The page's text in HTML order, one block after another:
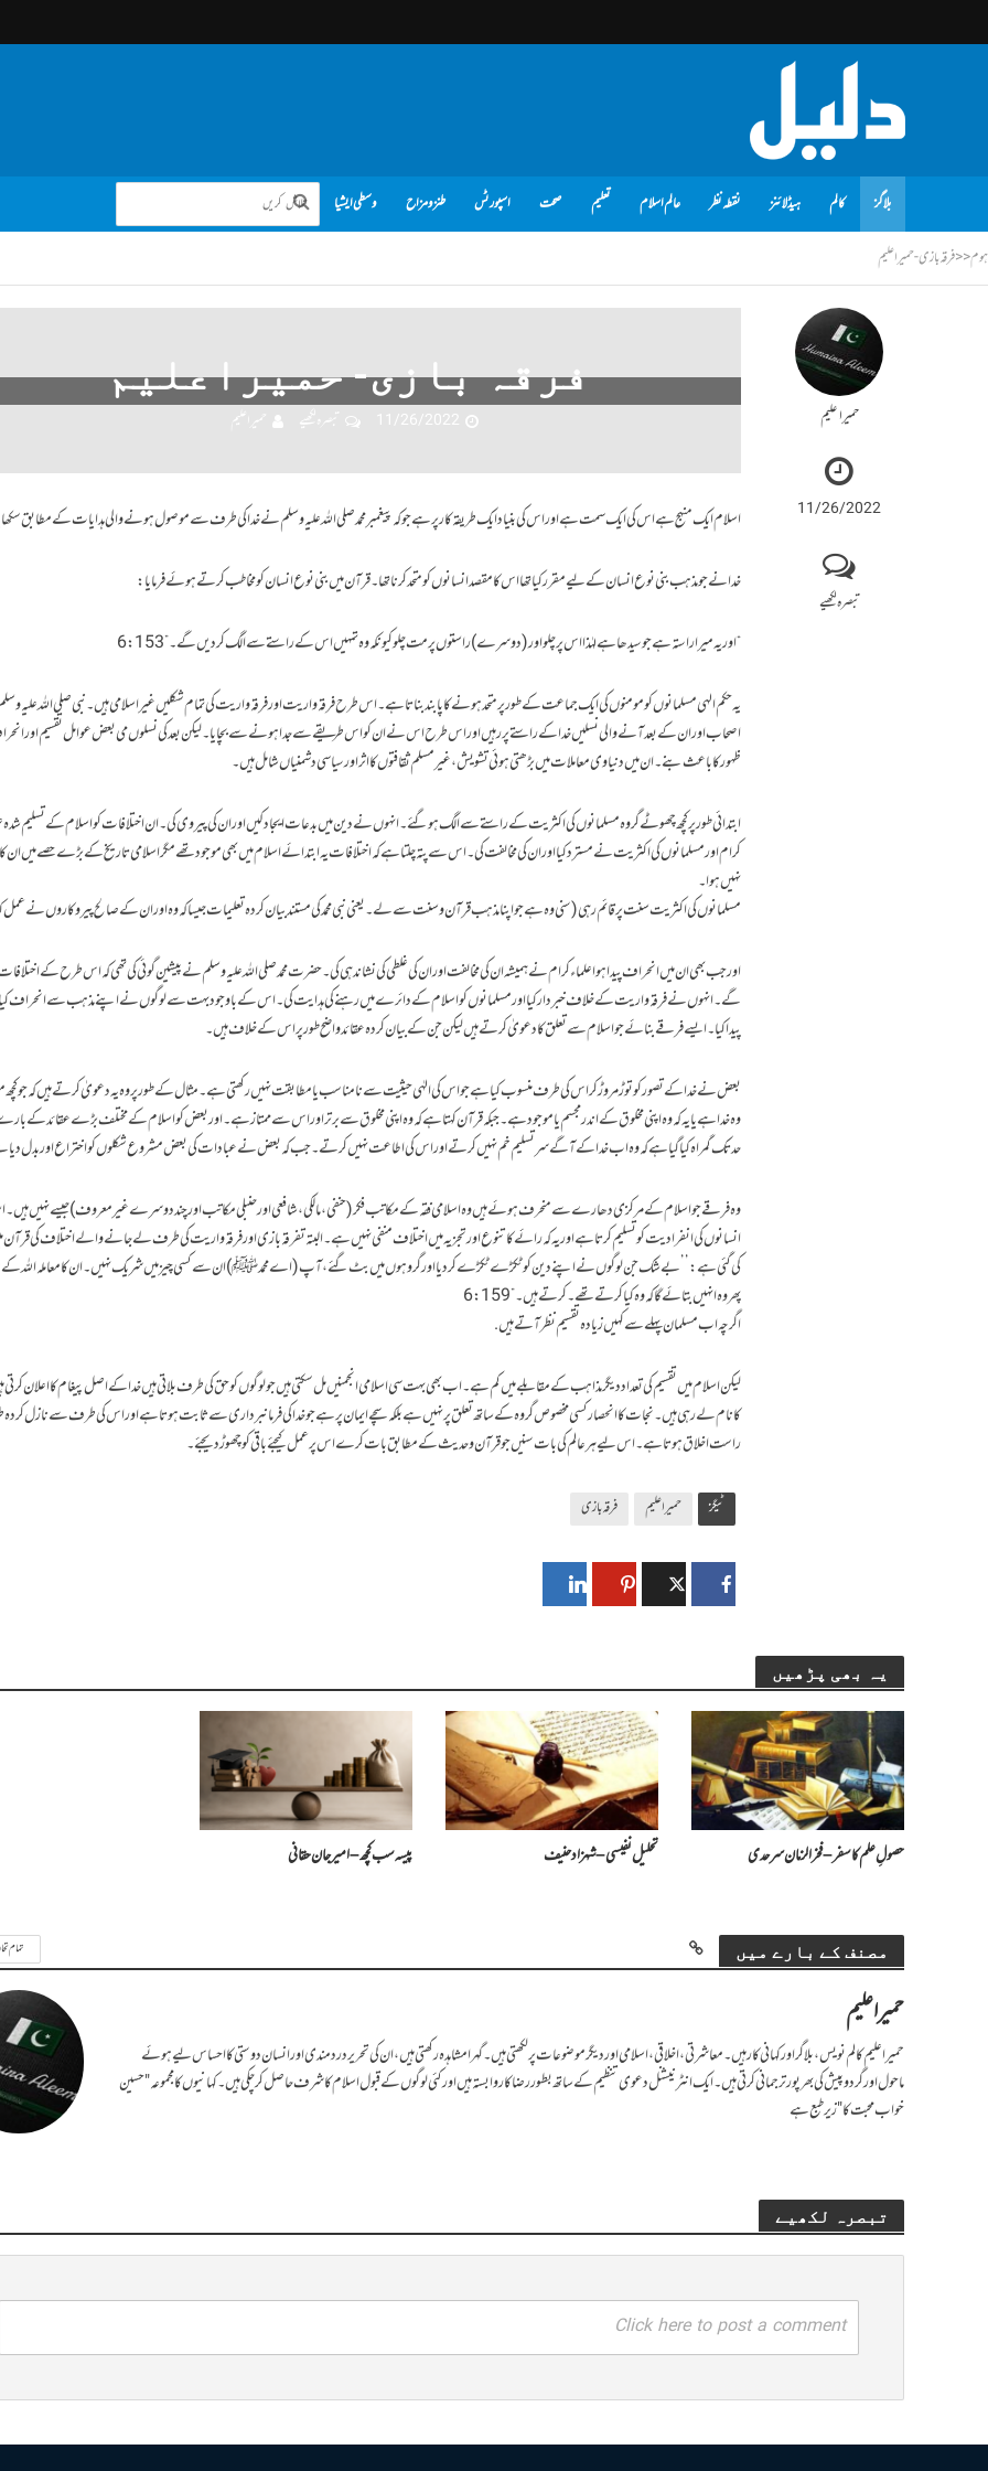
بلاگز کالم ہیڈلائنز نقطہ نظر عالم اسلام تعلیم صحت اسپورٹس طنز و مزاح وسطی ایشیا
ہوم<<فرقہ بازی- حمیراعلیم
حمیرا علیم
11/26/2022
تبصرہ لکھیے
فرقہ بازی- حمیراعلیم
11/26/2022 تبصرہ لکھیے حمیرا علیم
اسلام ایک منہج ہے اس کی ایک سمت ہے اور اس کی بنیاد ایک طریقہ کار پر ہے جو کہ پیغمبر محمد صلی اللہ علیہ وسلم نے خدا کی طرف سے موصول ہونے والی ہدایات کے مطابق
خدا نے جو مذہب بنی نوع انسان کے لیے مقرر کیا تھا اس کا مقصد انسانوں کو متحد کرنا تھا۔ قرآن میں بنی نوع انسان کو مخاطب کرتے ہوئے فرمایا:
“اور یہ میرا راستہ ہے جو سیدھا ہے لہٰذا اس پر چلواور (دوسرے) راستوں پر مت چلو کیونکہ وہ تمہیں اس کے راستے سے الگ کر دیں گے۔” 6:153
یہ حکم الہی مسلمانوں کومومنوں کی ایک جماعت کے طور پر متحد ہونے کا پابند بناتا ہے۔ اس طرح فرقہ واریت اور فرقہ واریت کی تمام شکلیں غیر اسلامی ہیں۔ نبی صلی اللہ علیہ
اصحاب اور ان کے بعد آنے والی نسلیں خدا کے راستے پر رہیں اور اس طرح اس نے ان کو اس طریقے سے جدا ہونے سے بچایا۔ لیکن بعد کی نسلوں می بعض عوامل تقسیم اور
ظہور کا باعث بنے۔ ان میں دنیاوی معاملات میں بڑھتی ہوئی تشویش، غیر مسلم ثقافتوں کا اثر اور سیاسی دشمنیاں شامل ہیں ۔
ابتدائی طور پر کچھ چھوٹے گروہ مسلمانوں کی اکثریت کے راستے سے الگ ہو گئے۔ انہوں نے دین میں بدعات ایجاد کیں اور ان کی پیروی کی۔ان اختلافات کو اسلام کے تسلیم
کرام اور مسلمانوں کی اکثریت نے مسترد کیا اور ان کی مخالفت کی۔ اس سے پتہ چلتا ہے کہ اختلافات یہ ابتدائے اسلام میں بھی موجود تھے مگر اسلامی تاریخ کے بڑے حصے میں ان
نہیں ہوا۔
مسلمانوں کی اکثریت سنت پر قائم رہی (سنی وہ ہے جو اپنا مذہب قرآن و سنت سے لے۔یعنی نبی محمد کی مستند بیان کردہ تعلیمات جیسا کہ وہ اور ان کے صالح پیروکاروں نے عمل
اور جب بھی ان میں انحراف پیدا ہواعلماء کرام نے ہمیشہ ان کی مخالفت اور ان کی غلطی کی نشاندہی کی۔ حضرت محمد صلی اللہ علیہ وسلم نے پیشین گوئی کی تھی کہ اس طرح کے
گے۔ ا نہوں نے فرقہ واریت کے خلاف خبردار کیا اور مسلمانوں کو اسلام کے دائرے میں رہنے کی ہدایت کی۔اس کے باوجود بہت سے لوگوں نے اپنے مذہب سے انحراف کیا
پیدا کیا۔ ایسے فرقے بنائے جو اسلام سے تعلق کا دعویٰ کرتے ہیں لیکن جن کے بیان کردہ عقائد واضح طور پر اس کے خلاف ہیں۔
بعض نے خدا کے تصور کو توڑ مروڑ کر اس کی طرف منسوب کیا ہے جو اس کی الہٰی حیثیت سے نا مناسب یا مطابقت نہیں رکھتی ہے۔ مثال کے طور پر وہ یہ دعویٰ کرتے ہیں کہ جو
وہ خدا ہے یا یہ کہ وہ اپنی مخلوق کے اندر مجسم یا موجود ہے۔جبکہ قرآن کہتا ہے کہ وہ اپنی مخلوق سے برتر اور اس سے ممتاز ہے۔ اور بعض کو اسلام کے مختلف بڑے عقائد کے
حد تک گمراہ کیا گیا ہے کہ وہ اب خدا کے آگے سر تسلیم خم نہیں کرتے اور اس کی اطاعت نہیں کرتے۔ جب کہ بعض نے عبادات کی بعض مشروع شکلوں کو اختراع اور بدل
وہ فرقے جو اسلام کے مرکزی دھارے سے منحرف ہوئے ہیں وہ اسلامی فقہ کے مکاتب فکر (حنفی، مالکی، شافعی اور حنبلی مکاتب اور چند دوسرے غیر معروف) جیسے نہیں ہیں۔
انسانوں کی انفرادیت کو تسلیم کرتا ہے اور یہ کہ رائے کا تنوع اور تجزیہ میں اختلاف منفی نہیں ہے۔ البتہ تفرقہ بازی اور فرقہ واریت کی طرف لے جانے والے اختلاف کی
کی گئی ہے:’’بے شک جن لوگوں نے اپنے دین کو ٹکڑے ٹکڑے کر دیا اور گروہوں میں بٹ گئے، آپ (اے محمدﷺ) ان سے کسی چیز میں شریک نہیں۔ ان کا معاملہ اللہ
پھر وہ انہیں بتائے گا کہ وہ کیا کرتے تھے۔ کرتے ہیں۔” 6:159
اگرچہ اب مسلمان پہلے سے کہیں زیادہ تقسیم نظر آتے ہیں.
لیکن اسلام میں تقسیم کی تعداد دیگر مذاہب کے مقابلے میں کم ہے۔ اب بھی بہت سی اسلامی انجمنیں مل سکتی ہیں جو لوگوں کو حق کی طرف بلاتی ہیں خدا کے اصل پیغام کا اعلان
کا نام لے رہی ہیں۔ نجات کا انحصار کسی مخصوص گروہ کے ساتھ تعلق پر نہیں ہے بلکہ سچے ایمان پر ہے جو خدا کی فرمانبرداری سے ثابت ہوتا ہے اور اس کی طرف سے نازل کردہ
راست اخلاق ہوتا ہے۔اس لیے ہر عالم کی بات سنیں جو قرآن و حدیث کےمطابق بات کرے اس پر عمل کیجئے باقی کو چھوڑ دیجئے۔
ٹیگز حمیراعلیم فرقہ بازی
یہ بھی پڑھیں
حصولِ علم کا سفر – فخرالزمان سرحدی تحلیل نفیسی – شہزاد حنیف پیسہ سب کچھ – امیرجان حقانی
مصنف کے بارے میں تمام
حمیرا علیم
حمیراعلیم کالم نویس، بلاگر اور کہانی کار ہیں۔ معاشرتی، اخلاقی، اسلامی اور دیگر موضوعات پر لکھتی ہیں۔ گہرا مشاہدہ رکھتی ہیں، ان کی تحریر دردمندی اور انسان دوستی کا احساس لیے ہوئے
ماحول اور گردوپیش کی بھرپور ترجمانی کرتی ہیں۔ ایک انٹرنیشنل دعوی تنظیم کے ساتھ بطور رضاکار وابستہ ہیں اور کئی لوگوں کے قبول اسلام کا شرف حاصل کر چکی ہیں۔ کہانیوں کا مجموعہ "حسین
خواب محبت کا" زیرطبع ہے
تبصرہ لکھیے
Click here to post a comment